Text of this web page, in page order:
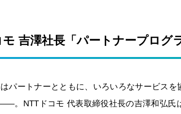
吉澤社長「パートナープログ
はパートナーとともに、いろいろなサービス
。NTTドコモ 代表取締役社長の吉澤和弘氏